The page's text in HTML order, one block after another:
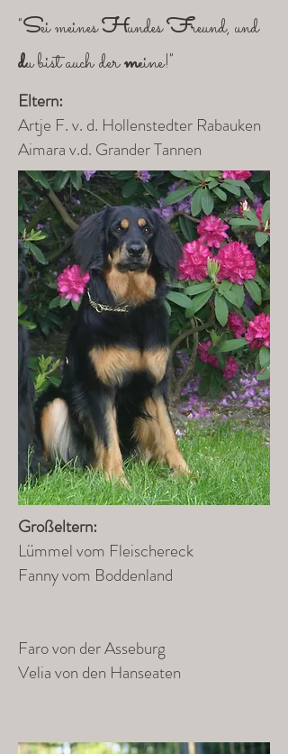
"Sei meinesHundesFreund, und
du bist auchdermeine!"
Eltern:
Artje F. v. d. Hollenstedter Rabauken
Aimara v.d. Grander Tannen
Großeltern:
Lümmel vom Fleischereck
Fanny vom Boddenland
Faro von der Asseburg
Velia von den Hanseaten